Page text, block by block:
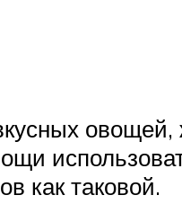
как таковой.